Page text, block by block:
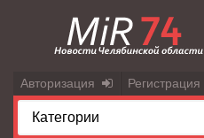
Авторизация Регистрация